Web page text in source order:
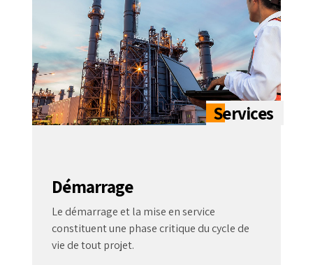
Démarrage
Le démarrage et la mise en service
constituent une phase critique du cycle de
vie de tout projet.